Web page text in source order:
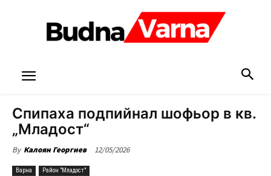
Спипаха подпийнал шофьор в кв.
„Младост“
By Калоян Георгиев 12/05/2026
Варна Район "Младост"